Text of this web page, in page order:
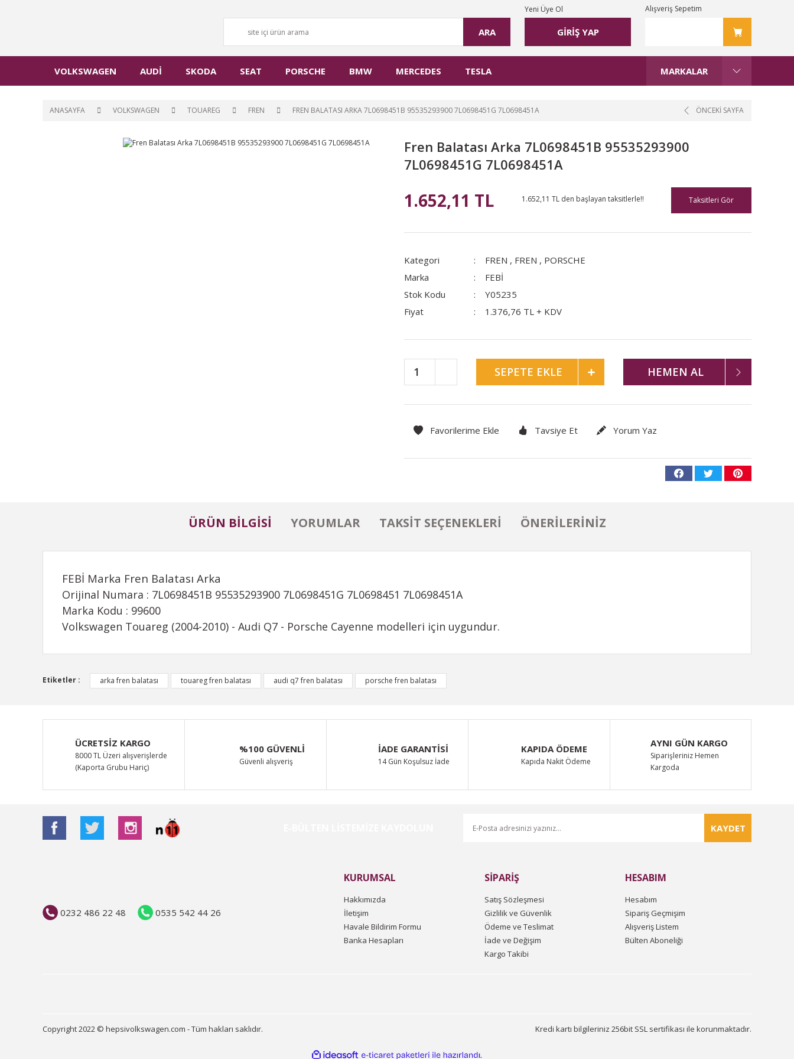
ARA GİRİŞ YAP
Yeni Üye Ol Alışveriş Sepetim
VOLKSWAGEN AUDİ SKODA SEAT PORSCHE BMW MERCEDES TESLA MARKALAR
ANASAYFA VOLKSWAGEN TOUAREG FREN FREN BALATASI ARKA 7L0698451B 95535293900 7L0698451G 7L0698451A ÖNCEKİ SAYFA
Fren Balatası Arka 7L0698451B 95535293900
7L0698451G 7L0698451A
1.652,11 TL 1.652,11 TL den başlayan taksitlerle!! Taksitleri Gör
Kategori FREN , FREN , PORSCHE
Marka
FEBİ
Stok Kodu
Y05235
Fiyat
1.376,76 TL + KDV
SEPETE EKLE HEMEN AL
Tavsiye Et Yorum Yaz
ÜRÜN BILGISI YORUMLAR TAKSIT SEÇENEKLERI ÖNERILERINIZ
FEBİ Marka Fren Balatası Arka
Orijinal Numara : 7L0698451B 95535293900 7L0698451G 7L0698451 7L0698451A
Marka Kodu : 99600
Volkswagen Touareg (2004-2010) - Audi Q7 - Porsche Cayenne modelleri için uygundur.
Bu ürünün fiyat bilgisi, resim, ürün açıklamalarında ve diğer konularda yetersiz gördüğünüz noktaları öneri formunu kullanarak tarafımıza iletebilirsiniz.
Görüş ve önerileriniz için teşekkür ederiz.
Ürün resmi kalitesiz, bozuk veya görüntülenemiyor.
Ürün açıklamasında eksik bilgiler bulunuyor.
Ürün bilgilerinde hatalar bulunuyor.
Ürün fiyatı diğer sitelerden daha pahalı.
Etiketler : arka fren balatası touareg fren balatası audi q7 fren balatası porsche fren balatası
ÜCRETSİZ KARGO
8000 TL Üzeri alışverişlerde
(Kaporta Grubu Hariç)
%100 GÜVENLİ
Güvenli alışveriş
İADE GARANTİSİ
14 Gün Koşulsuz İade
KAPIDA ÖDEME
Kapıda Nakit Ödeme
AYNI GÜN KARGO
Siparişleriniz Hemen
Kargoda
KAYDET
0232 486 22 48 0535 542 44 26
KURUMSAL
Hakkımızda
İletişim
Havale Bildirim Formu
Banka Hesapları
SİPARİŞ
Satış Sözleşmesi
Gizlilik ve Güvenlik
Ödeme ve Teslimat
İade ve Değişim
Kargo Takibi
HESABIM
Hesabım
Sipariş Geçmişim
Alışveriş Listem
Bülten Aboneliği
Copyright 2022 © hepsivolkswagen.com - Tüm hakları saklıdır. Kredi kartı bilgileriniz 256bit SSL sertifikası ile korunmaktadır.
ideasoft e-